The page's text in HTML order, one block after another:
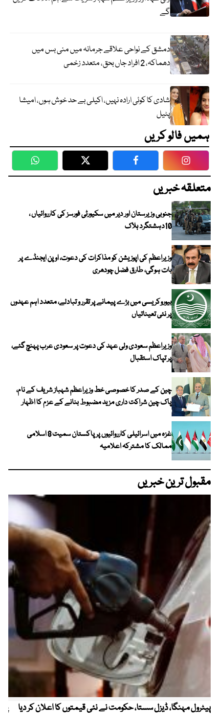
گے
دمشق کے نواحی علاقے جرمانہ میں منی بس میں
دھماکہ، 2 افراد جاں بحق، متعدد زخمی
شادی کا کوئی ارادہ نہیں، اکیلی بے حد خوش ہوں، امیشا
پٹیل
ہمیں فالو کریں
WhatsApp Twitter Facebook
متعلقہ خبریں
جنوبی وزیرستان اور دیر میں سکیورٹی فورسز کی کارروائیاں ،
10دہشتگرد ہلاک
وزیراعظم کی اپوزیشن کو مذاکرات کی دعوت، اوپن ایجنڈے پر
بات ہوگی، طارق فضل چودھری
بیوروکریسی میں بڑے پیمانے پر تقرر و تبادلے، متعدد اہم عہدوں
پر نئی تعیناتیاں
وزیراعظم سعودی ولی عہد کی دعوت پر سعودی عرب پہنچ گئے،
پر تپاک استقبال
چین کے صدر کا خصوصی خط وزیراعظم شہباز شریف کے نام،
پاک چین شراکت داری مزید مضبوط بنانے کے عزم کا اظہار
غزہ میں اسرائیلی کارروائیوں پر پاکستان سمیت 8 اسلامی
ممالک کا مشترکہ اعلامیہ
مقبول ترین خبریں
پیٹرول مہنگا، ڈیزل سستا، حکومت نے نئی قیمتوں کا اعلان کر دیا